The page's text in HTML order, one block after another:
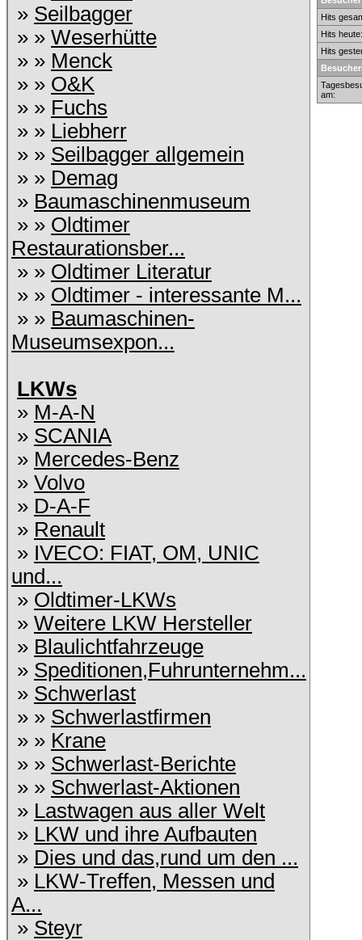
» Seilbagger
» » Weserhütte
» » Menck
» » O&K
» » Fuchs
» » Liebherr
» » Seilbagger allgemein
» » Demag
» Baumaschinenmuseum
» » Oldtimer
Restaurationsber...
» » Oldtimer Literatur
» » Oldtimer - interessante M...
» » Baumaschinen-
Museumsexpon...
LKWs
» M-A-N
» SCANIA
» Mercedes-Benz
» Volvo
» D-A-F
» Renault
» IVECO: FIAT, OM, UNIC
und...
» Oldtimer-LKWs
» Weitere LKW Hersteller
» Blaulichtfahrzeuge
» Speditionen,Fuhrunternehm...
» Schwerlast
» » Schwerlastfirmen
» » Krane
» » Schwerlast-Berichte
» » Schwerlast-Aktionen
» Lastwagen aus aller Welt
» LKW und ihre Aufbauten
» Dies und das,rund um den ...
» LKW-Treffen, Messen und
A...
» Steyr
Hits
Hits heute:
Hits
am: